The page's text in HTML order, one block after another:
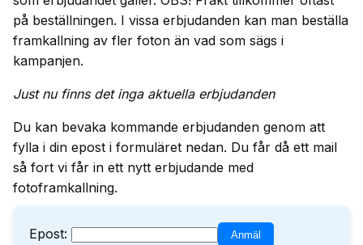
på beställningen. I vissa erbjudanden kan man beställa
framkallning av fler foton än vad som sägs i
kampanjen.
Just nu finns det inga aktuella erbjudanden
Du kan bevaka kommande erbjudanden genom att
fylla i din epost i formuläret nedan. Du får då ett mail
så fort vi får in ett nytt erbjudande med
fotoframkallning.
Epost: